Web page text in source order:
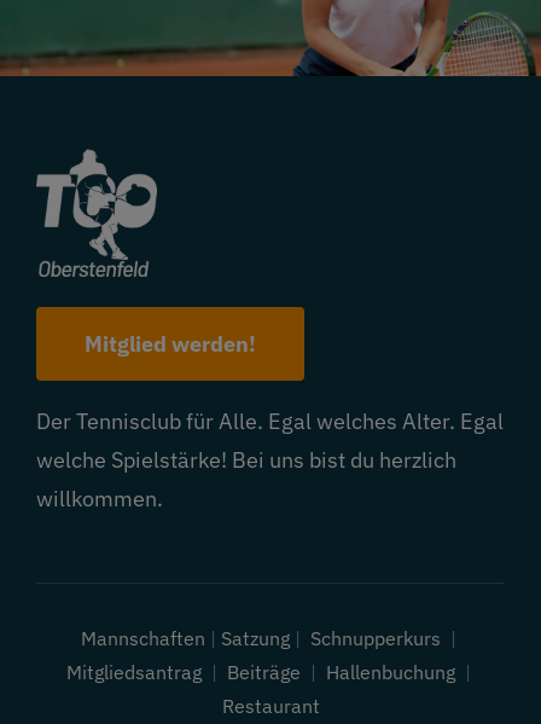
Mitglied werden!
Der Tennisclub für Alle. Egal welches Alter. Egal
welche Spielstärke! Bei uns bist du herzlich
willkommen.
Mannschaften | Satzung| Schnupperkurs |
Mitgliedsantrag| Beiträge | Hallenbuchung|
Restaurant